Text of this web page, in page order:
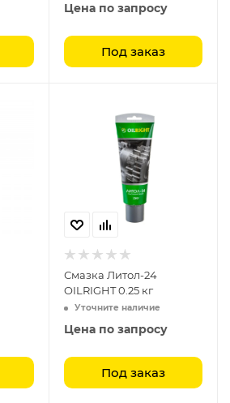
Цена по запросу
Под заказ
Смазка Литол-24
OILRIGHT 0.25 кг
Уточните наличие
Цена по запросу
Под заказ